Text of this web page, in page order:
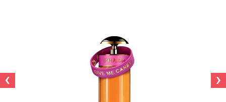
‹
›